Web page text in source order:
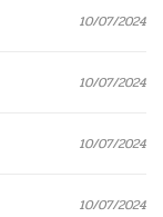
10/07/2024
10/07/2024
10/07/2024
10/07/2024